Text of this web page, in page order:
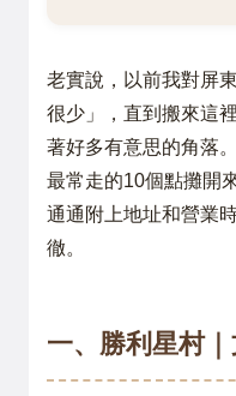
老實說，以前我對屏
很少」，直到搬來這
著好多有意思的角落
最常走的10個點攤開
通通附上地址和營業
徹。
一、勝利星村